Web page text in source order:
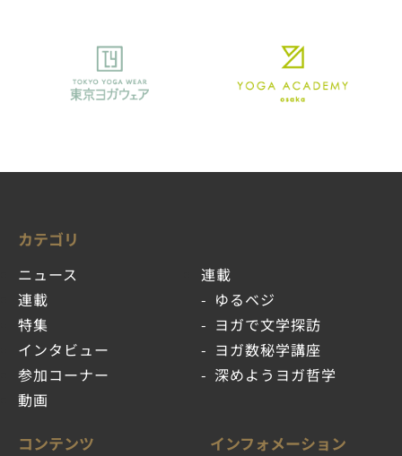
カテゴリ
ニュース
連載
特集
インタビュー
参加コーナー
動画
連載
ゆるベジ
ヨガで文学探訪
ヨガ数秘学講座
深めようヨガ哲学
コンテンツ インフォメーション